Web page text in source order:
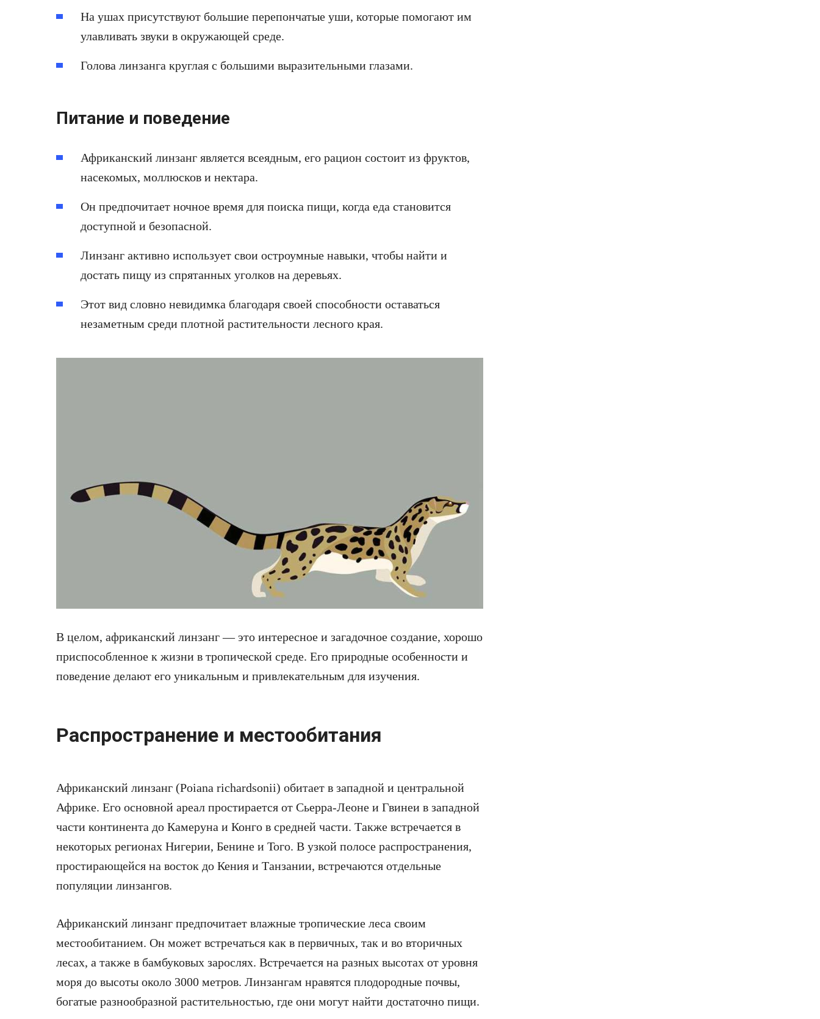
На ушах присутствуют большие перепончатые уши, которые помогают им
улавливать звуки в окружающей среде.
Голова линзанга круглая с большими выразительными глазами.
Питание и поведение
Африканский линзанг является всеядным, его рацион состоит из фруктов,
насекомых, моллюсков и нектара.
Он предпочитает ночное время для поиска пищи, когда еда становится
доступной и безопасной.
Линзанг активно использует свои остроумные навыки, чтобы найти и
достать пищу из спрятанных уголков на деревьях.
Этот вид словно невидимка благодаря своей способности оставаться
незаметным среди плотной растительности лесного края.
В целом, африканский линзанг — это интересное и загадочное создание, хорошо
приспособленное к жизни в тропической среде. Его природные особенности и
поведение делают его уникальным и привлекательным для изучения.
Распространение и местообитания
Африканский линзанг (Poiana richardsonii) обитает в западной и центральной
Африке. Его основной ареал простирается от Сьерра-Леоне и Гвинеи в западной
части континента до Камеруна и Конго в средней части. Также встречается в
некоторых регионах Нигерии, Бенине и Того. В узкой полосе распространения,
простирающейся на восток до Кения и Танзании, встречаются отдельные
популяции линзангов.
Африканский линзанг предпочитает влажные тропические леса своим
местообитанием. Он может встречаться как в первичных, так и во вторичных
лесах, а также в бамбуковых зарослях. Встречается на разных высотах от уровня
моря до высоты около 3000 метров. Линзангам нравятся плодородные почвы,
богатые разнообразной растительностью, где они могут найти достаточно пищи.